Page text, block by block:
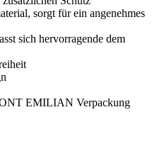
sorgt für ein angenehmes
sich hervorragende dem
EMILIAN Verpackung